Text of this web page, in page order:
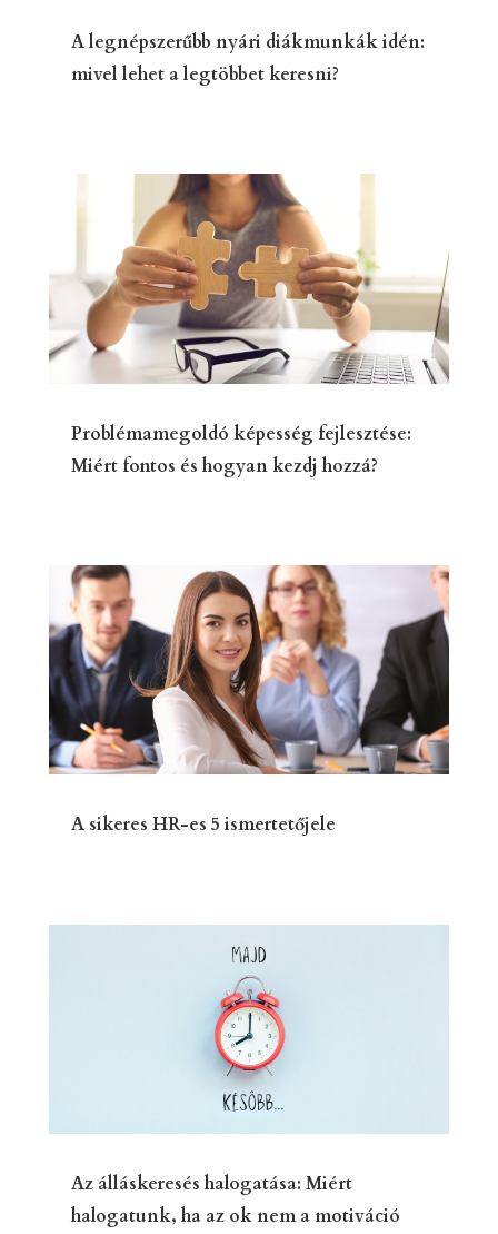
A legnépszerűbb nyári diákmunkák idén:
mivel lehet a legtöbbet keresni?
Problémamegoldó képesség fejlesztése:
Miért fontos és hogyan kezdj hozzá?
A sikeres HR-es 5 ismertetőjele
Az álláskeresés halogatása: Miért
halogatunk, ha az ok nem a motiváció